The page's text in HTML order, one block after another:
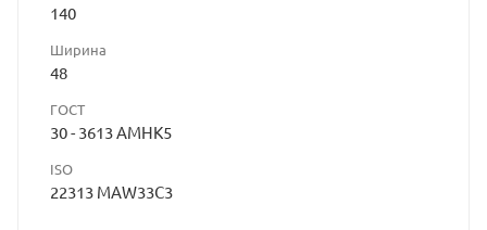
140
Ширина
48
ГОСТ
30 - 3613 АМНК5
ISO
22313 MAW33C3